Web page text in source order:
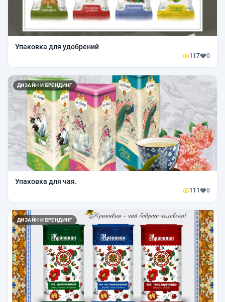
Упаковка для удобрений
117 0
ДИЗАЙН И БРЕНДИНГ
Упаковка для чая.
111 0
ДИЗАЙН И БРЕНДИНГ